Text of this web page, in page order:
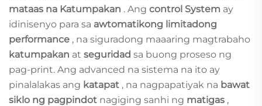
mataas na Katumpakan . Ang control System ay
idinisenyo para sa awtomatikong limitadong
performance , na siguradong maaaring magtrabaho
katumpakan at seguridad sa buong proseso ng
pag-print. Ang advanced na sistema na ito ay
pinalalakas ang katapat , na nagpapatiyak na bawat
siklo ng pagpindot nagiging sanhi ng matigas ,